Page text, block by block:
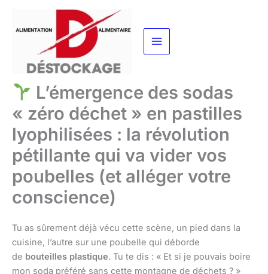
contenu
L’émergence des sodas
« zéro déchet » en pastilles
lyophilisées : la révolution
pétillante qui va vider vos
poubelles (et alléger votre
conscience)
Tu as sûrement déjà vécu cette scène, un pied dans la
cuisine, l’autre sur une poubelle qui déborde
de bouteilles plastique. Tu te dis : « Et si je pouvais boire
mon soda préféré sans cette montagne de déchets ? »